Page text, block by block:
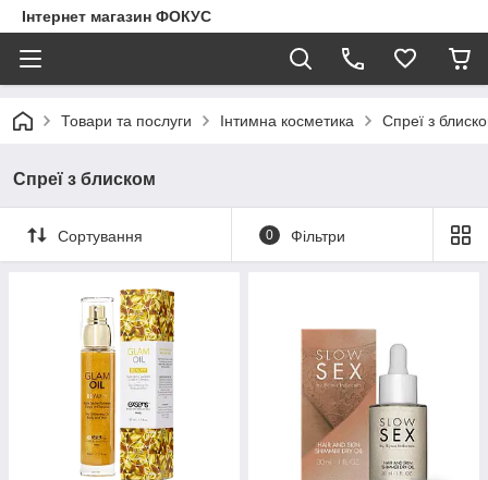
Інтернет магазин ФОКУС
Товари та послуги Інтимна косметика Спреї з
Спреї з блиском
Сортування 0 Фільтри